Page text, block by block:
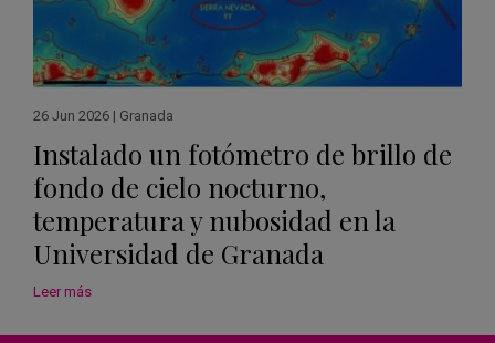
26 Jun 2026 | Granada
Instalado un fotómetro de brillo de
fondo de cielo nocturno,
temperatura y nubosidad en la
Universidad de Granada
Leer más